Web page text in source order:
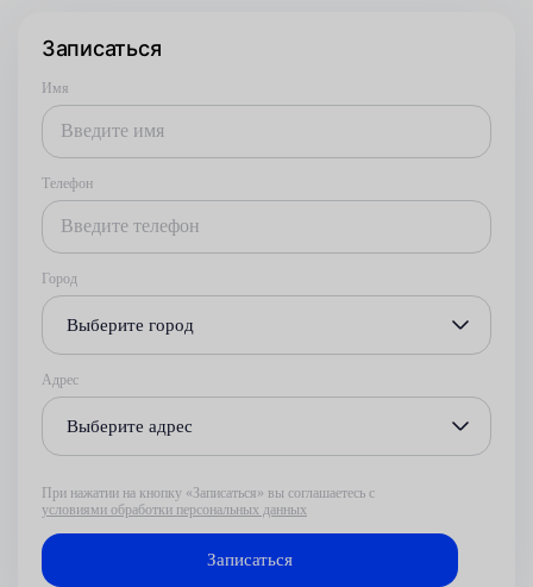
Записаться
Имя
Телефон
Город
Выберите город
Адрес
Выберите адрес
При нажатии на кнопку «Записаться» вы соглашаетесь с
условиями обработки персональных данных